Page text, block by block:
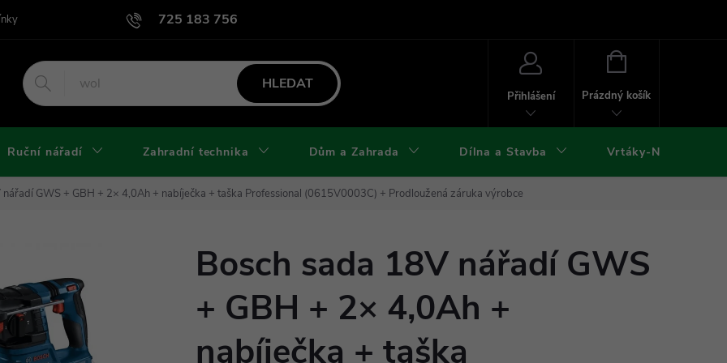
725 183 756
Podmínky užití webu Podmínky ochrany osobních údajů a cookies
HLEDAT
Přihlášení
NÁKUPNÍ
Prázdný košík
Ruční nářadí Zahradní technika Dům a Zahrada Dílna a Stavba Vrtáky-Nástroje
nářadí GWS + GBH + 2× 4,0Ah + nabíječka + taška Professional (0615V0003C) + Prodloužená záruka výrobce
Bosch sada 18V nářadí GWS
+ GBH + 2× 4,0Ah +
nabíječka + taška